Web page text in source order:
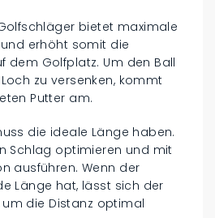
bietet maximale
erhöht somit die
dem Golfplatz. Um den Ball
zu versenken, kommt
Putter am.
die ideale Länge haben.
Schlag optimieren und mit
ausführen. Wenn der
Länge hat, lässt sich der
um die Distanz optimal